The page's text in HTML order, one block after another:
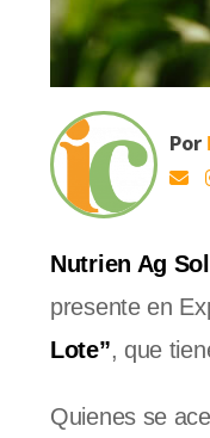
Por
Nutrien Ag
presente en
Lote”, que
Quienes se